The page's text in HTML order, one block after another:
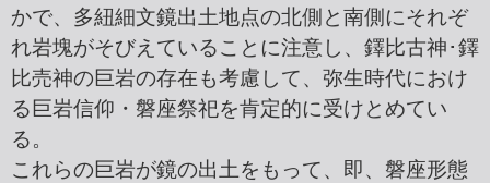
かで、多紐細文鏡出土地点の北側と南側にそれぞ
れ岩塊がそびえていることに注意し、鐸比古神･鐸
比売神の巨岩の存在も考慮して、弥生時代におけ
る巨岩信仰・磐座祭祀を肯定的に受けとめてい
る。
これらの巨岩が鏡の出土をもって、即、磐座形態